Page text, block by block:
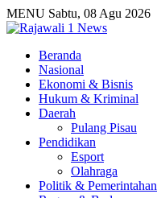
MENU Sabtu, 08 Agu 2026
Beranda
Nasional
Ekonomi & Bisnis
Hukum & Kriminal
Daerah
Pulang Pisau
Pendidikan
Esport
Olahraga
Politik & Pemerintahan